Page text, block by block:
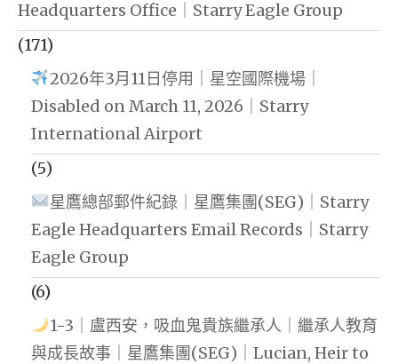
Headquarters Office｜Starry Eagle Group
(171)
2026年3月11日停用｜星空國際機場｜
Disabled on March 11, 2026｜Starry
International Airport
(5)
星鷹總部郵件紀錄｜星鷹集團(SEG)｜Starry
Eagle Headquarters Email Records｜Starry
Eagle Group
(6)
1-3｜盧西安，吸血鬼貴族繼承人｜繼承人教育
與成長故事｜星鷹集團(SEG)｜Lucian, Heir to